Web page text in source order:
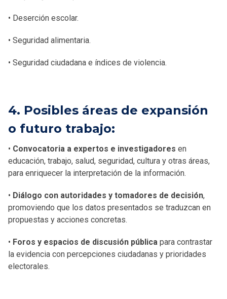
• Deserción escolar.
• Seguridad alimentaria.
• Seguridad ciudadana e índices de violencia.
4. Posibles áreas de expansión
o futuro trabajo:
• Convocatoria a expertos e investigadores en
educación, trabajo, salud, seguridad, cultura y otras áreas,
para enriquecer la interpretación de la información.
• Diálogo con autoridades y tomadores de decisión,
promoviendo que los datos presentados se traduzcan en
propuestas y acciones concretas.
• Foros y espacios de discusión pública para contrastar
la evidencia con percepciones ciudadanas y prioridades
electorales.